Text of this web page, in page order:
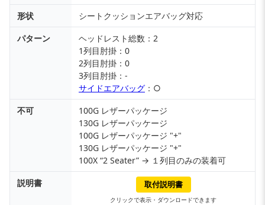
形状
シートクッションエアバッグ対応
パターン
ヘッドレスト総数：2
1列目肘掛：0
2列目肘掛：0
3列目肘掛：-
サイドエアバッグ ：○
不可
100G レザーパッケージ
130G レザーパッケージ
100G レザーパッケージ "+"
130G レザーパッケージ "+"
100X “2 Seater” → １列目のみの装着可
説明書
取付説明書
クリックで表示・ダウンロードできます